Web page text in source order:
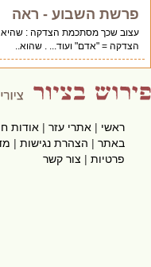
פרשת השבוע - ראה
עצוב שכך מסתכמת הצדקה : שהיא
הצדקה = "אדם" ועוד... . שהוא..
ראשי|אתרי עזר|אודות
באתר|הצהרת נגישות|
פרטיות|צור קשר